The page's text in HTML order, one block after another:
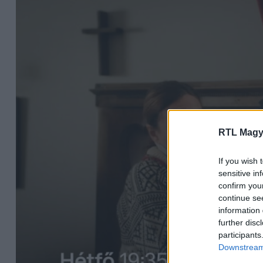
RTL
If you wish
sensitive
confirm
continue
information
further